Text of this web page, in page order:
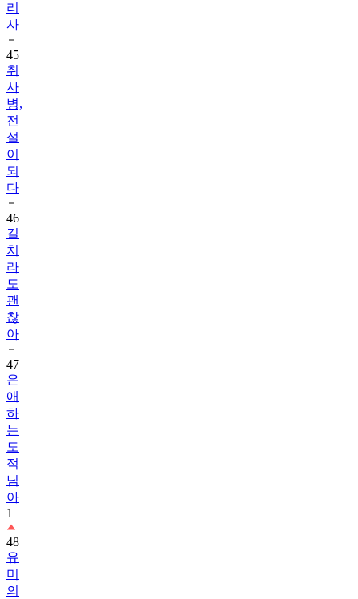
리
사
45
취
사
병,
전
설
이
되
다
46
길
치
라
도
괜
찮
아
47
은
애
하
는
도
적
님
아
1
48
유
미
의